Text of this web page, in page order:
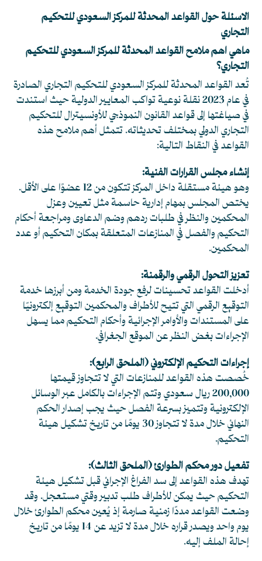
الاسئلة حول القواعد المحدثة للمركز السعودي للتحكيم
التجاري
ماهي اهم ملامح القواعد المحدثة للمركز السعودي للتحكيم
التجاري؟
تُعد القواعد المحدثة للمركز السعودي للتحكيم التجاري الصادرة
في عام 2023 نقلة نوعية تواكب المعايير الدولية حيث استندت
في صياغتها إلى قواعد القانون النموذجي للأونسيترال للتحكيم
التجاري الدولي بمختلف تحديثاته. تتمثل أهم ملامح هذه
القواعد في النقاط التالية:
إنشاء مجلس القرارات الفنية:
وهو هيئة مستقلة داخل المركز تتكون من 12 عضوًا على الأقل.
يختص المجلس بمهام إدارية حاسمة مثل تعيين وعزل
المحكمين والنظر في طلبات ردهم وضم الدعاوى ومراجعة أحكام
التحكيم والفصل في المنازعات المتعلقة بمكان التحكيم أو عدد
المحكمين.
تعزيز التحول الرقمي والرقمنة:
أدخلت القواعد تحسينات لرفع جودة الخدمة ومن أبرزها خدمة
التوقيع الرقمي التي تتيح للأطراف والمحكمين التوقيع إلكترونيًا
على المستندات والأوامر الإجرائية وأحكام التحكيم مما يسهل
الإجراءات بغض النظر عن الموقع الجغرافي.
إجراءات التحكيم الإلكتروني (الملحق الرابع):
خُصصت هذه القواعد للمنازعات التي لا تتجاوز قيمتها
200,000 ريال سعودي وتتم الإجراءات بالكامل عبر الوسائل
الإلكترونية وتتميز بسرعة الفصل حيث يجب إصدار الحكم
النهائي خلال مدة لا تتجاوز 30 يومًا من تاريخ تشكيل هيئة
التحكيم.
تفعيل دور محكم الطوارئ (الملحق الثالث):
تهدف هذه القواعد إلى سد الفراغ الإجرائي قبل تشكيل هيئة
التحكيم حيث يمكن للأطراف طلب تدبير وقتي مستعجل. وقد
وضعت القواعد مددًا زمنية صارمة إذ يُعين محكم الطوارئ خلال
يوم واحد ويصدر قراره خلال مدة لا تزيد عن 14 يومًا من تاريخ
إحالة الملف إليه.